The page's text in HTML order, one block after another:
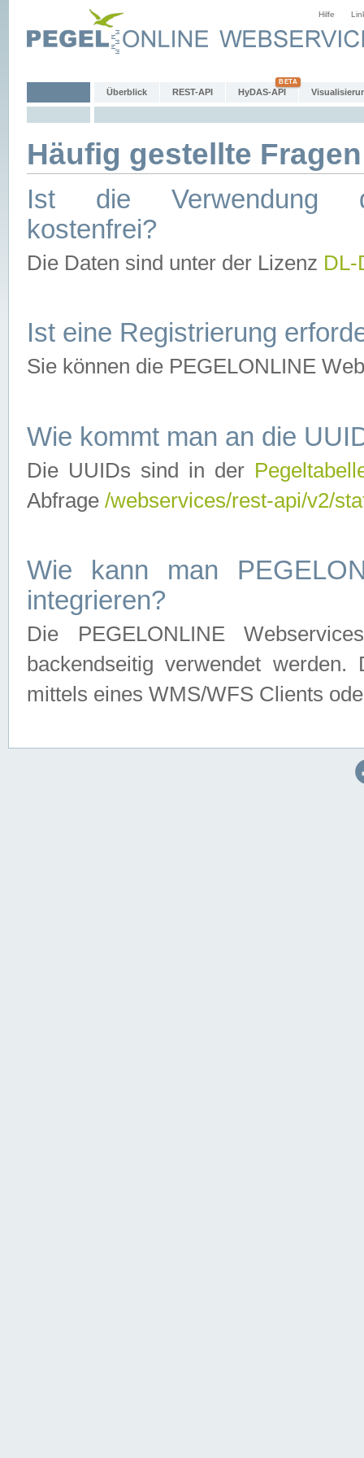
Hilfe
Überblick REST-API HyDAS-API
Häufig gestellte
Ist die Verwendung
kostenfrei?
Die Daten sind unter der Lizenz
Ist eine Registrierung
Sie können die PEGELONLINE
Wie kommt man an die
Die UUIDs sind in der
Abfrage /webservices/rest-api/v2/
Wie kann man
integrieren?
Die PEGELONLINE
backendseitig verwendet
mittels eines WMS/WFS Clients